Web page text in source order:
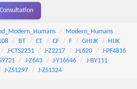
Modern_Humans
BT CT CF F GHIJK
HIJK
J-CTS2251 J-Z2217 J-L620
J-PF4816
J-Z643 J-Y16646
J-BY111
J-ZS1297 J-ZS1324